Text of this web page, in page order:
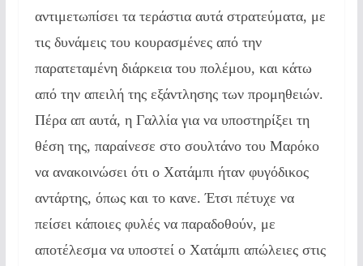
αντιμετωπίσει τα τεράστια αυτά στρατεύματα, με
τις δυνάμεις του κουρασμένες από την
παρατεταμένη διάρκεια του πολέμου, και κάτω
από την απειλή της εξάντλησης των προμηθειών.
Πέρα απ αυτά, η Γαλλία για να υποστηρίξει τη
θέση της, παραίνεσε στο σουλτάνο του Μαρόκο
να ανακοινώσει ότι ο Χατάμπι ήταν φυγόδικος
αντάρτης, όπως και το κανε. Έτσι πέτυχε να
πείσει κάποιες φυλές να παραδοθούν, με
αποτέλεσμα να υποστεί ο Χατάμπι απώλειες στις